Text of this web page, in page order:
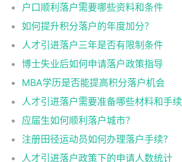
户口顺利落户需要哪些资料和条件
如何提升积分落户的年度加分？
人才引进落户三年是否有限制条件
博士失业后如何申请落户政策指导
MBA学历是否能提高积分落户机会
人才引进落户需要准备哪些材料和手续
应届生如何顺利落户城市？
注册田径运动员如何办理落户手续？
人才引进落户政策下的申请人数统计